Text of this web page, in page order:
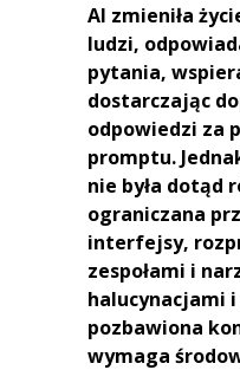
AI zmieniła
ludzi,
pytania,
dostarczając
odpowiedzi za
promptu.
nie była dotąd
ograniczana
interfejsy,
zespołami i
halucynacjami
pozbawiona
wymaga